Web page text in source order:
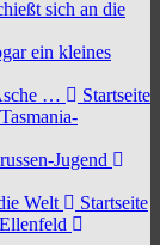
sich an die
ein kleines
…
Startseite
Jugend
Welt
Startseite